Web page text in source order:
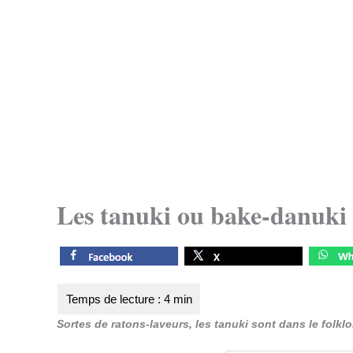
Les tanuki ou bake-danuki
Sortes de ratons-laveurs, les tanuki sont dans le